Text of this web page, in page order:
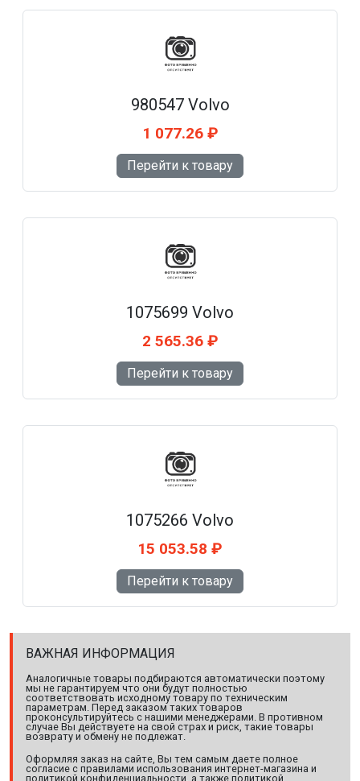
980547 Volvo
1 077.26 ₽
Перейти к товару
1075699 Volvo
2 565.36 ₽
Перейти к товару
1075266 Volvo
15 053.58 ₽
Перейти к товару
ВАЖНАЯ ИНФОРМАЦИЯ
Аналогичные товары подбираются автоматически поэтому
мы не гарантируем что они будут полностью
соответствовать исходному товару по техническим
параметрам. Перед заказом таких товаров
проконсультируйтесь с нашими менеджерами. В противном
случае Вы действуете на свой страх и риск, такие товары
возврату и обмену не подлежат.
Оформляя заказ на сайте, Вы тем самым даете полное
согласие с правилами использования интернет-магазина и
политикой конфиденциальности, а также политикой